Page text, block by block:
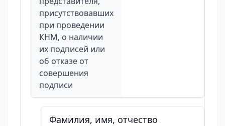
присутствовавших
при проведении
КНМ, о наличии
их подписей или
об отказе от
совершения
подписи
Фамилия, имя, отчество